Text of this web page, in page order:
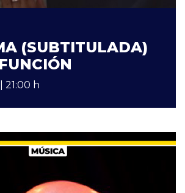
(SUBTITULADA)
21:00 h